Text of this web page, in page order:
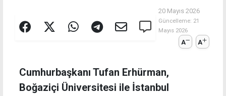
20 Mayıs 2026
Güncelleme: 21
Mayıs 2026
A A
Cumhurbaşkanı Tufan Erhürman,
Boğaziçi Üniversitesi ile İstanbul